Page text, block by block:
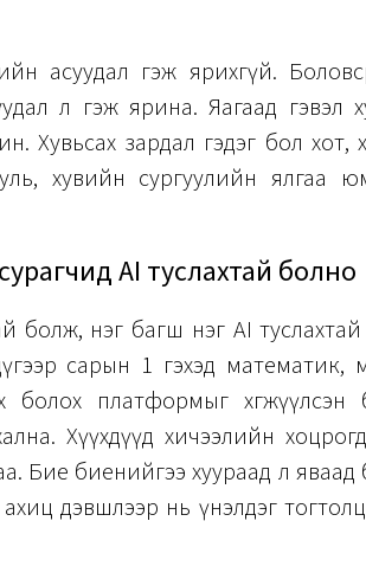
асуудал гэж ярихгүй.
л гэж ярина. Яагаад гэвэл
зардал гэдэг бол хот,
хувийн сургуулийн ялгаа
AI туслахтай болно
болж, нэг багш нэг AI
сарын 1 гэхэд математик,
платформыг хөгжүүлсэн
Хүүхдүүд хичээлийн
Бие биенийгээ хуураад л яваад
дэвшлээр нь үнэлдэг